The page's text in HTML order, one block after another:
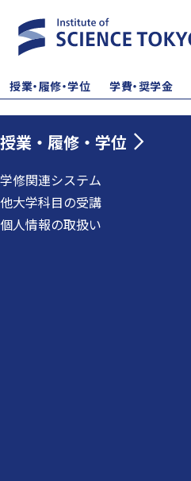
授業・履修・学位 学費・奨学金
授業・履修・学位
学修関連システム
他大学科目の受講
個人情報の取扱い